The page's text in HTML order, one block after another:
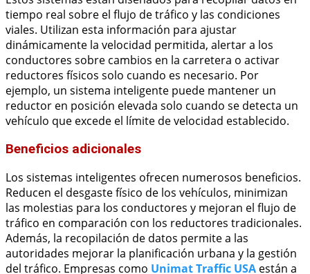
tiempo real sobre el flujo de tráfico y las condiciones
viales. Utilizan esta información para ajustar
dinámicamente la velocidad permitida, alertar a los
conductores sobre cambios en la carretera o activar
reductores físicos solo cuando es necesario. Por
ejemplo, un sistema inteligente puede mantener un
reductor en posición elevada solo cuando se detecta un
vehículo que excede el límite de velocidad establecido.
Beneficios adicionales
Los sistemas inteligentes ofrecen numerosos beneficios.
Reducen el desgaste físico de los vehículos, minimizan
las molestias para los conductores y mejoran el flujo de
tráfico en comparación con los reductores tradicionales.
Además, la recopilación de datos permite a las
autoridades mejorar la planificación urbana y la gestión
del tráfico. Empresas como Unimat Traffic USA están a